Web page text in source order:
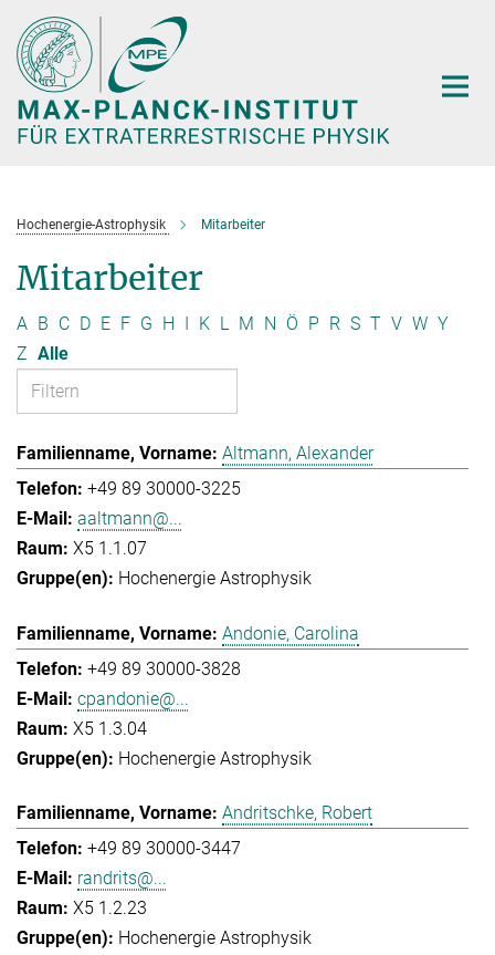
Hauptinhalt
Hochenergie-Astrophysik Mitarbeiter
Mitarbeiter
A B C D E F G H I K L M N Ö P R S T V W Y
Z Alle
Altmann, Alexander
+49 89 30000-3225
aaltmann@...
X5 1.1.07
Hochenergie Astrophysik
Andonie, Carolina
+49 89 30000-3828
cpandonie@...
X5 1.3.04
Hochenergie Astrophysik
Andritschke, Robert
+49 89 30000-3447
randrits@...
X5 1.2.23
Hochenergie Astrophysik